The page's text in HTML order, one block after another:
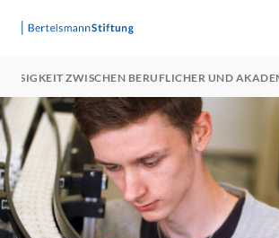
ZWISCHEN BERUFLICHER UND